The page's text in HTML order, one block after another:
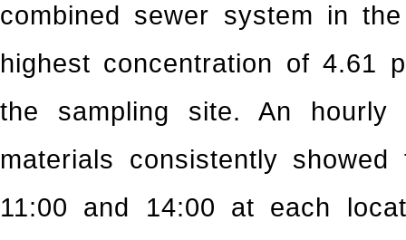
combined sewer system in
highest concentration of 4.61
the sampling site. An
materials consistently
11:00 and 14:00 at each